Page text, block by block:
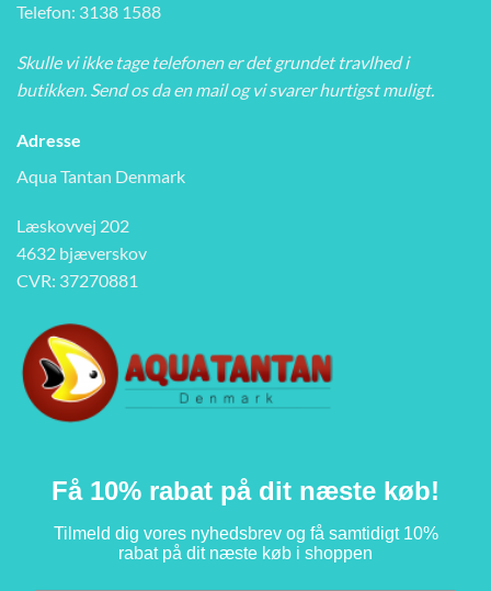
Telefon: 3138 1588
Skulle vi ikke tage telefonen er det grundet travlhed i
butikken. Send os da en mail og vi svarer hurtigst muligt.
Adresse
Aqua Tantan Denmark
Læskovvej 202
4632 bjæverskov
CVR: 37270881
Få 10% rabat på dit næste køb!
Tilmeld dig vores nyhedsbrev og få samtidigt 10%
rabat på dit næste køb i shoppen